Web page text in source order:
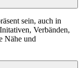
sein, auch in
Verbänden,
Nähe und